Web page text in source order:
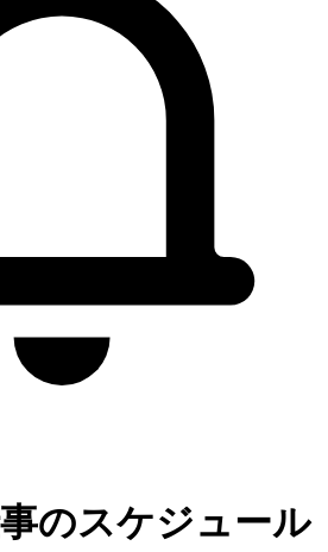
のスケジュール